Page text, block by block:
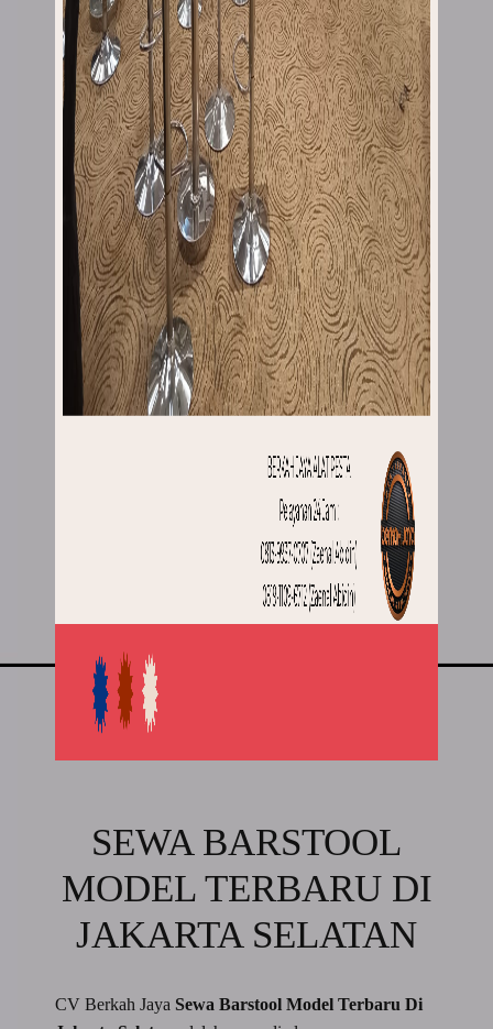
SEWA BARSTOOL
MODEL TERBARU DI
JAKARTA SELATAN
CV Berkah Jaya Sewa Barstool Model Terbaru Di